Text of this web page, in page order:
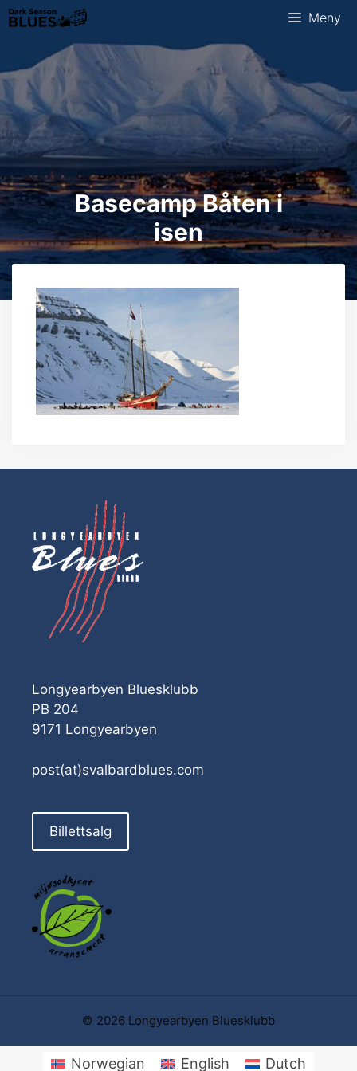
Hopp
til
innhold
Meny
Basecamp Båten i
isen
Longyearbyen Bluesklubb
PB 204
9171 Longyearbyen
post(at)svalbardblues.com
Billettsalg
© 2026 Longyearbyen Bluesklubb
Norwegian English Dutch